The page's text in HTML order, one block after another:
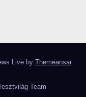
Live by Themeansar.
Team